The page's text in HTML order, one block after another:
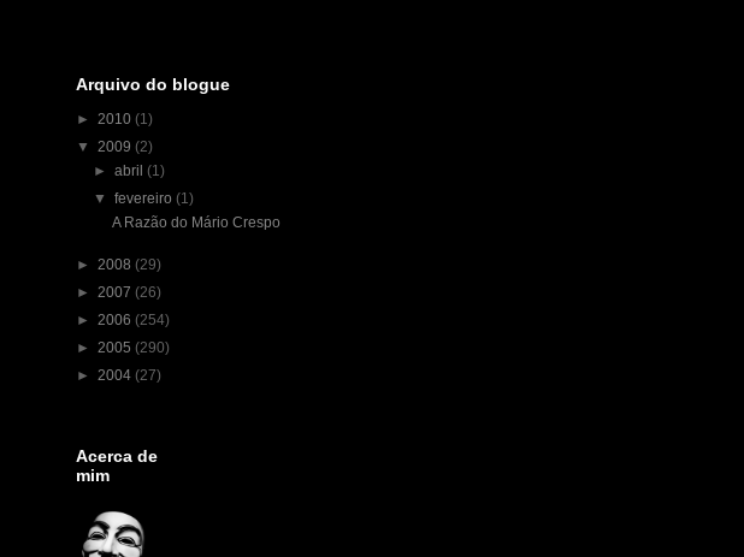
Arquivo do blogue
► 2010 (1)
▼ 2009 (2)
►abril (1)
▼fevereiro (1)
A Razão do Mário Crespo
► 2008 (29)
► 2007 (26)
► 2006 (254)
► 2005 (290)
► 2004 (27)
Acerca de
mim